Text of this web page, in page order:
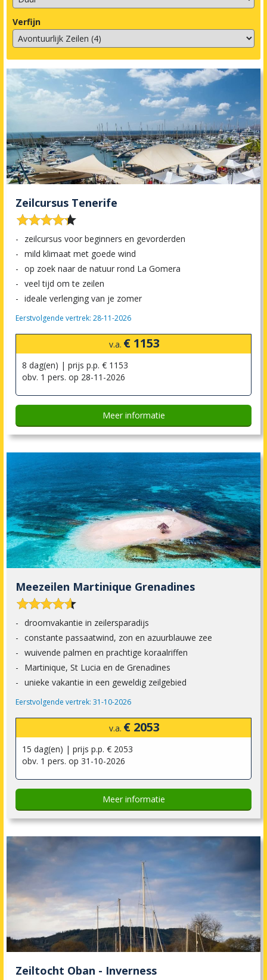
Verfijn
Zeilcursus Tenerife


zeilcursus voor beginners en gevorderden
mild klimaat met goede wind
op zoek naar de natuur rond La Gomera
veel tijd om te zeilen
ideale verlenging van je zomer
Eerstvolgende vertrek: 28-11-2026
v.a. € 1153
8 dag(en) | prijs p.p. € 1153
obv. 1 pers. op 28-11-2026
Meer informatie
Meezeilen Martinique Grenadines


droomvakantie in zeilersparadijs
constante passaatwind, zon en azuurblauwe zee
wuivende palmen en prachtige koraalriffen
Martinique, St Lucia en de Grenadines
unieke vakantie in een geweldig zeilgebied
Eerstvolgende vertrek: 31-10-2026
v.a. € 2053
15 dag(en) | prijs p.p. € 2053
obv. 1 pers. op 31-10-2026
Meer informatie
Zeiltocht Oban - Inverness